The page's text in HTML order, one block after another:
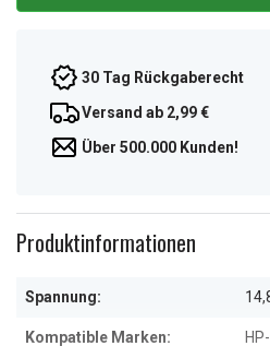
30 Tag Rückgaberecht
Versand ab 2,99 €
Über 500.000 Kunden!
Produktinformationen
Spannung:
Kompatible Marken: